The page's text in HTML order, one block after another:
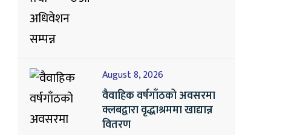
August 8, 2026
वैवाहिक वर्षगाँठको अवसरमा
क्लबद्वारा वृद्धाश्रममा खाद्यान्न
वितरण